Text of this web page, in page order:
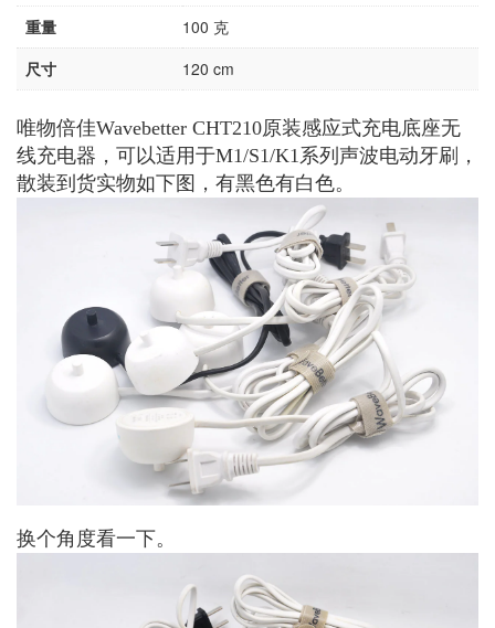
重量
100 克
尺寸
120 cm
唯物倍佳Wavebetter CHT210原装感应式充电底座无
线充电器，可以适用于M1/S1/K1系列声波电动牙刷，
散装到货实物如下图，有黑色有白色。
换个角度看一下。